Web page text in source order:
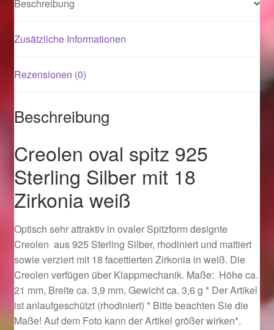
Logout
Ostergeschenke finden für Ostern 2015
Ostergeschenke finden für Ostern 2016
Ostergeschenke finden für Ostern 2017
Ostergeschenke finden für Ostern 2018
Ostergeschenke finden für Ostern 2019
Ostergeschenke finden für Ostern 2020
Beschreibung
Zusätzliche Informationen
Rezensionen (0)
Beschreibung
Creolen oval spitz 925
Sterling Silber mit 18
Zirkonia weiß
Optisch sehr attraktiv in ovaler Spitzform designte
Creolen aus 925 Sterling Silber, rhodiniert und mattiert
sowie verziert mit 18 facettierten Zirkonia in weiß. Die
Creolen verfügen über Klappmechanik. Maße: Höhe ca.
21 mm, Breite ca. 3,9 mm, Gewicht ca. 3,6 g * Der Artikel
ist anlaufgeschützt (rhodiniert) * Bitte beachten Sie die
Maße! Auf dem Foto kann der Artikel größer wirken*.